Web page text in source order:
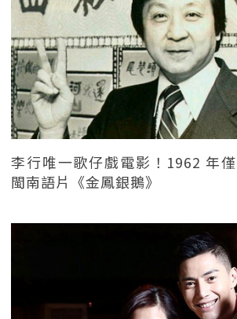
李行唯一歌仔戲電影！1962 年
閩南語片《金鳳銀鵝》